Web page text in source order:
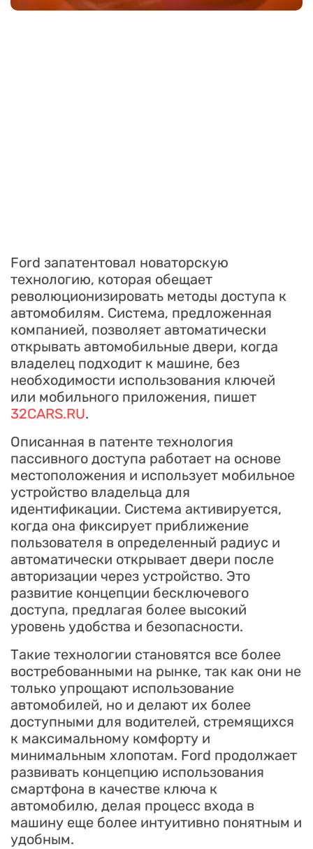
Ford запатентовал новаторскую
технологию, которая обещает
революционизировать методы доступа к
автомобилям. Система, предложенная
компанией, позволяет автоматически
открывать автомобильные двери, когда
владелец подходит к машине, без
необходимости использования ключей
или мобильного приложения, пишет
32CARS.RU.
Описанная в патенте технология
пассивного доступа работает на основе
местоположения и использует мобильное
устройство владельца для
идентификации. Система активируется,
когда она фиксирует приближение
пользователя в определенный радиус и
автоматически открывает двери после
авторизации через устройство. Это
развитие концепции бесключевого
доступа, предлагая более высокий
уровень удобства и безопасности.
Такие технологии становятся все более
востребованными на рынке, так как они не
только упрощают использование
автомобилей, но и делают их более
доступными для водителей, стремящихся
к максимальному комфорту и
минимальным хлопотам. Ford продолжает
развивать концепцию использования
смартфона в качестве ключа к
автомобилю, делая процесс входа в
машину еще более интуитивно понятным и
удобным.